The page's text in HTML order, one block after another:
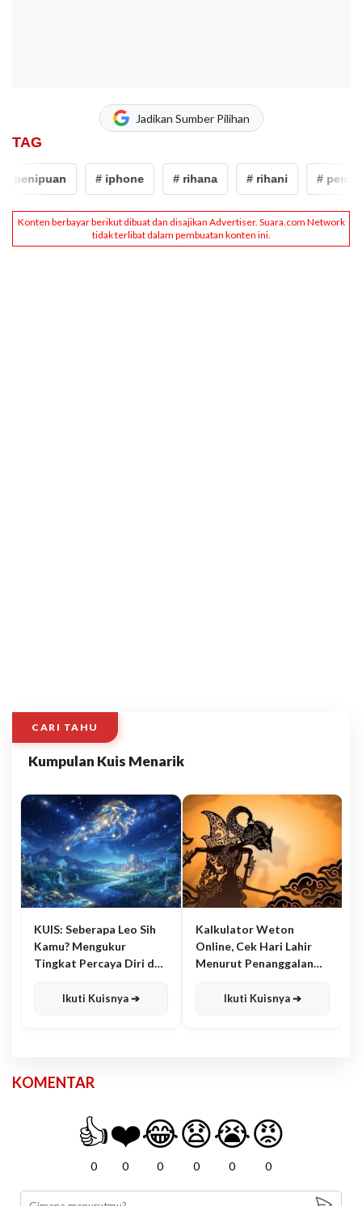
Jadikan Sumber Pilihan
TAG
penipuan # iphone # rihana # rihani #
CARI TAHU
Kumpulan Kuis Menarik
KUIS: Seberapa Leo Sih
Kamu? Mengukur
Tingkat Percaya Diri dan
Ikuti Kuisnya ➔
Kalkulator Weton
Online, Cek Hari Lahir
Menurut Penanggalan
Ikuti Kuisnya ➔
KOMENTAR
👍
0
❤️
0
😂
0
😧
0
😭
0
😡
0